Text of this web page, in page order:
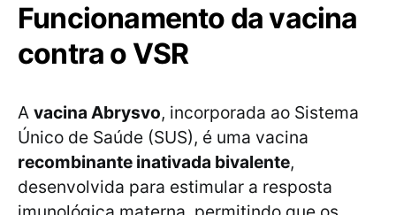
Funcionamento da vacina
contra o VSR
A vacina Abrysvo, incorporada ao Sistema
Único de Saúde (SUS), é uma vacina
recombinante inativada bivalente,
desenvolvida para estimular a resposta